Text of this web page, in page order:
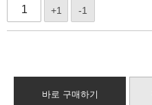
+1 -1
바로 구매하기